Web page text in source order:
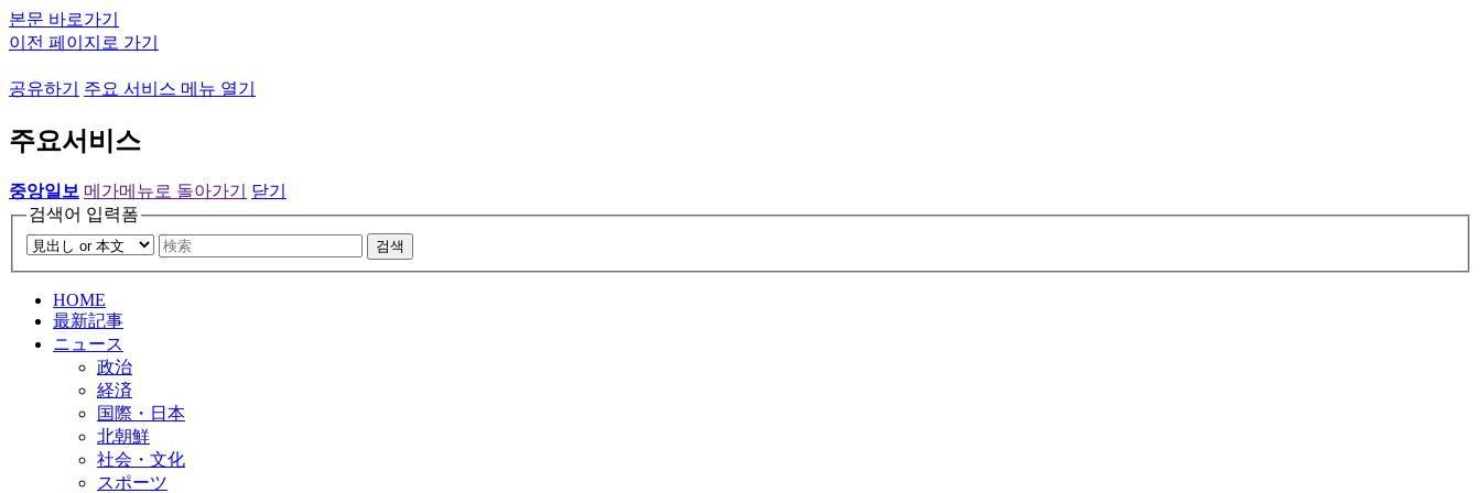
본문 바로가기
이전 페이지로 가기
공유하기 주요 서비스 메뉴 열기
주요서비스
중앙일보 메가메뉴로 돌아가기
닫기
검색어 입력폼
검색
HOME
最新記事
ニュース
政治
経済
国際・日本
北朝鮮
社会・文化
スポーツ